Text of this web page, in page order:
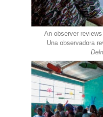
An observer
Una observadora